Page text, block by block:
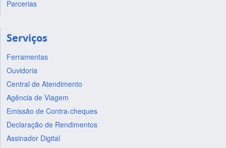
Parcerias
Serviços
Ferramentas
Ouvidoria
Central de Atendimento
Agência de Viagem
Emissão de Contra-cheques
Declaração de Rendimentos
Assinador Digital